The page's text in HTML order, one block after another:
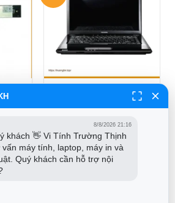
Giá
hiện
tại
Loa Laptop Dynabook
Satellite A300 A305 | Sửa
₫ 300
Giá
gốc
là:
₫150Giá
8/8/2026 21:16
khách 👋 Vi Tính Trường Thịnh
máy tính, laptop, máy in và
Quý khách cần hỗ trợ nội